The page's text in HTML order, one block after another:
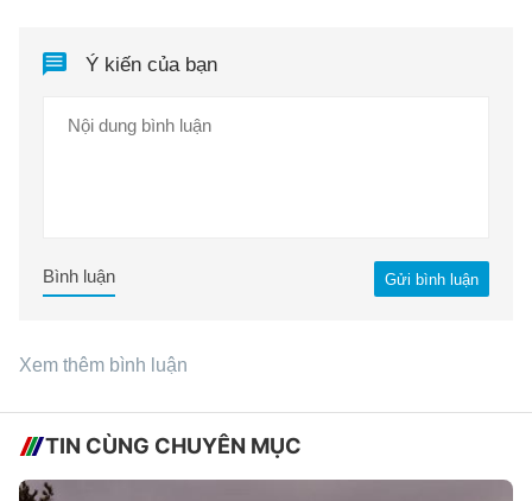
Ý kiến của bạn
Gửi bình luận
Bình luận
Xem thêm bình luận
TIN CÙNG CHUYÊN MỤC